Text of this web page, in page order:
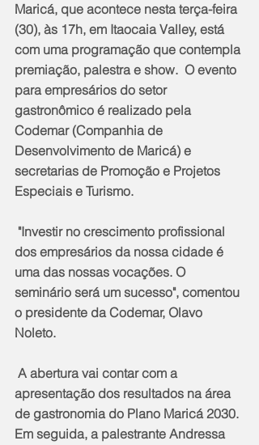
Maricá, que acontece nesta terça-feira
(30), às 17h, em Itaocaia Valley, está
com uma programação que contempla
premiação, palestra e show.  O evento
para empresários do setor
gastronômico é realizado pela
Codemar (Companhia de
Desenvolvimento de Maricá) e
secretarias de Promoção e Projetos
Especiais e Turismo.
dos empresários da nossa cidade é
uma das nossas vocações. O
seminário será um sucesso", comentou
o presidente da Codemar, Olavo
Noleto.
apresentação dos resultados na área
de gastronomia do Plano Maricá 2030.
Em seguida, a palestrante Andressa